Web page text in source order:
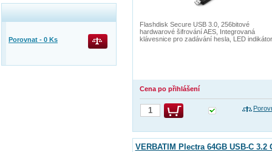
Flashdisk Secure USB 3.0, 256bitové
hardwarové šifrování AES, Integrovaná
klávesnice pro zadávání hesla, LED
Cena po přihlášení
VERBATIM Plectra 64GB USB-C 3.2
Porovnat - 0 Ks